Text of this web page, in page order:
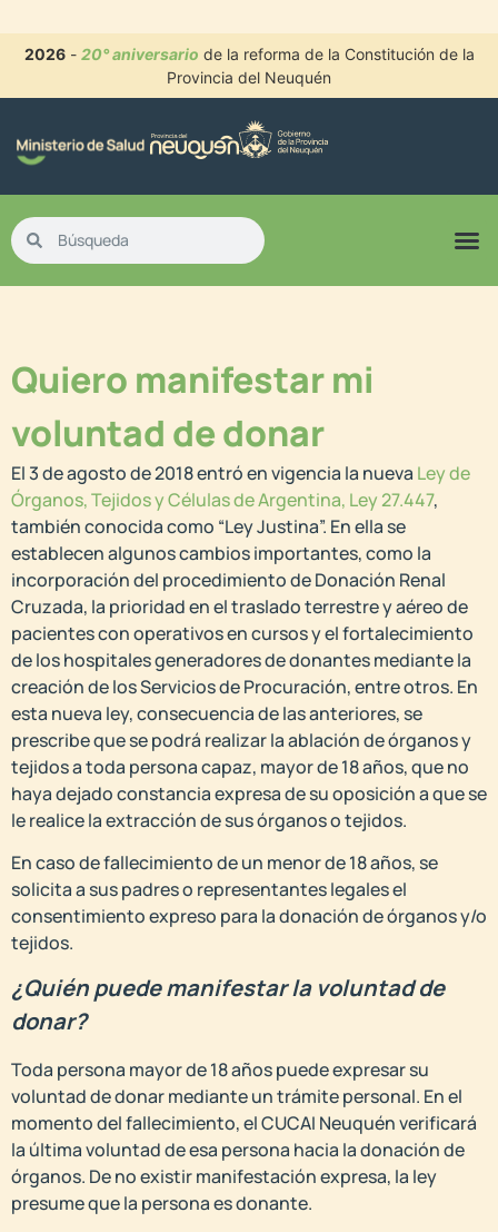
2026- 20° aniversario de la reforma de la Constitución de la
Provincia del Neuquén
Quiero manifestar mi
voluntad de donar
El 3 de agosto de 2018 entró en vigencia la nueva Ley de
Órganos, Tejidos y Células de Argentina, Ley 27.447,
también conocida como “Ley Justina”. En ella se
establecen algunos cambios importantes, como la
incorporación del procedimiento de Donación Renal
Cruzada, la prioridad en el traslado terrestre y aéreo de
pacientes con operativos en cursos y el fortalecimiento
de los hospitales generadores de donantes mediante la
creación de los Servicios de Procuración, entre otros. En
esta nueva ley, consecuencia de las anteriores, se
prescribe que se podrá realizar la ablación de órganos y
tejidos a toda persona capaz, mayor de 18 años, que no
haya dejado constancia expresa de su oposición a que se
le realice la extracción de sus órganos o tejidos.
En caso de fallecimiento de un menor de 18 años, se
solicita a sus padres o representantes legales el
consentimiento expreso para la donación de órganos y/o
tejidos.
¿Quién puede manifestar la voluntad de
donar?
Toda persona mayor de 18 años puede expresar su
voluntad de donar mediante un trámite personal. En el
momento del fallecimiento, el CUCAI Neuquén verificará
la última voluntad de esa persona hacia la donación de
órganos. De no existir manifestación expresa, la ley
presume que la persona es donante.